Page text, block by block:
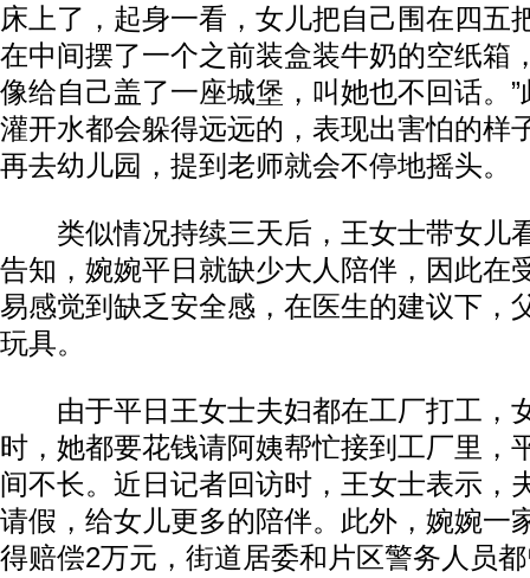
床上了，起身一看，女儿把自己围在四五
在中间摆了一个之前装盒装牛奶的空纸箱
像给自己盖了一座城堡，叫她也不回话。
灌开水都会躲得远远的，表现出害怕的样
再去幼儿园，提到老师就会不停地摇头。
类似情况持续三天后，王女士带女儿
告知，婉婉平日就缺少大人陪伴，因此在
易感觉到缺乏安全感，在医生的建议下，
玩具。
由于平日王女士夫妇都在工厂打工，
时，她都要花钱请阿姨帮忙接到工厂里，
间不长。近日记者回访时，王女士表示，
请假，给女儿更多的陪伴。此外，婉婉一
得赔偿2万元，街道居委和片区警务人员
动物系恋人啊 | 钟欣潼体验爱情哲学 南